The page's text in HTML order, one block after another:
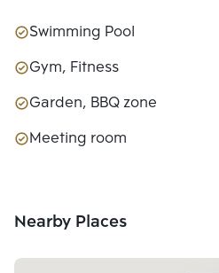
Swimming Pool
Gym, Fitness
Garden, BBQ zone
Meeting room
Nearby Places